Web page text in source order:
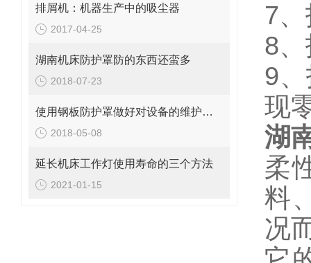
排屑机：机器生产中的吸尘器
2017-04-25
湖南机床防护罩防的东西还蛮多
2018-07-23
使用钢板防护罩做好对设备的维护十分重要
2018-05-08
延长机床工作灯使用寿命的三个方法
2021-01-15
7
8
9
现
湖
柔
料
况